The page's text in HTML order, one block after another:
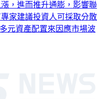
，進而推升通膨，影響聯
家建議投資人可採取分散
元資產配置來因應市場波